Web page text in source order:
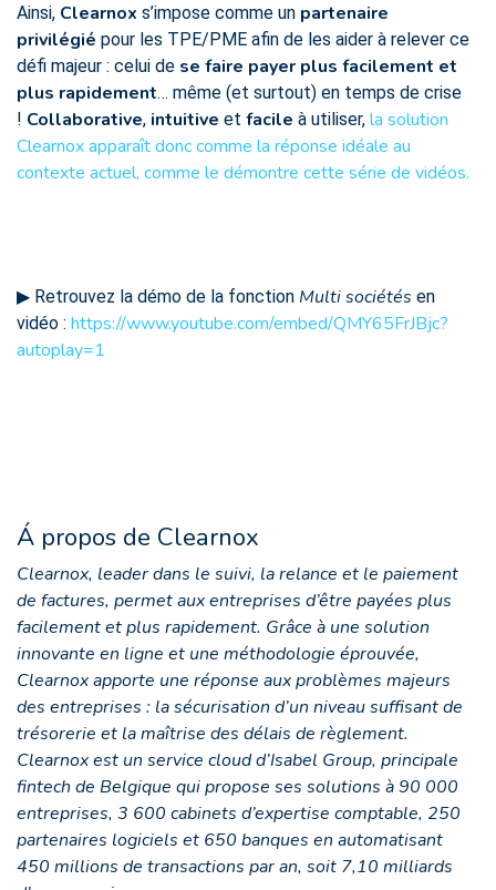
Ainsi, Clearnox s’impose comme un partenaire
privilégié pour les TPE/PME afin de les aider à relever ce
défi majeur : celui de se faire payer plus facilement et
plus rapidement… même (et surtout) en temps de crise
! Collaborative, intuitive et facile à utiliser, la solution
Clearnox apparaît donc comme la réponse idéale au
contexte actuel, comme le démontre cette série de vidéos.
▶︎ Retrouvez la démo de la fonction Multi sociétés en
vidéo : https://www.youtube.com/embed/QMY65FrJBjc?
autoplay=1
Á propos de Clearnox
Clearnox, leader dans le suivi, la relance et le paiement
de factures, permet aux entreprises d’être payées plus
facilement et plus rapidement. Grâce à une solution
innovante en ligne et une méthodologie éprouvée,
Clearnox apporte une réponse aux problèmes majeurs
des entreprises : la sécurisation d’un niveau suffisant de
trésorerie et la maîtrise des délais de règlement.
Clearnox est un service cloud d’Isabel Group, principale
fintech de Belgique qui propose ses solutions à 90 000
entreprises, 3 600 cabinets d’expertise comptable, 250
partenaires logiciels et 650 banques en automatisant
450 millions de transactions par an, soit 7,10 milliards